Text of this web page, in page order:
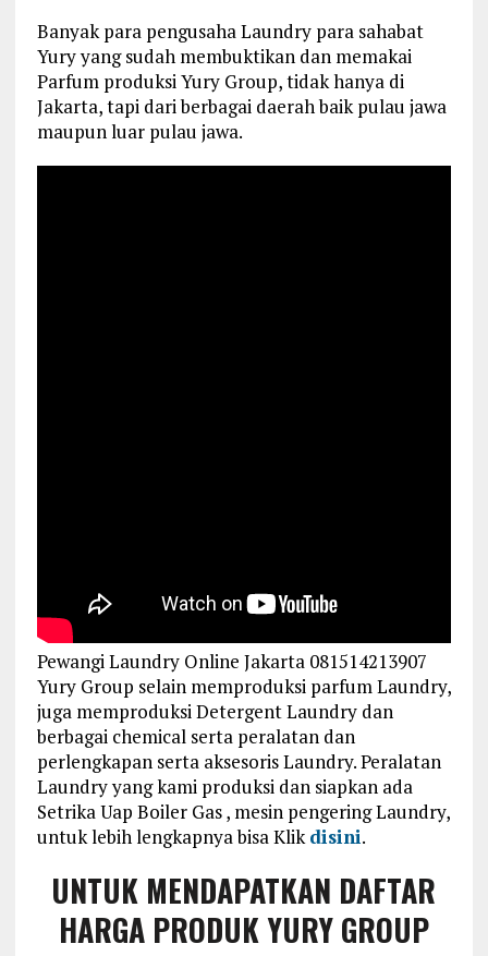
Banyak para pengusaha Laundry para sahabat
Yury yang sudah membuktikan dan memakai
Parfum produksi Yury Group, tidak hanya di
Jakarta, tapi dari berbagai daerah baik pulau jawa
maupun luar pulau jawa.
Pewangi Laundry Online Jakarta 081514213907
Yury Group selain memproduksi parfum Laundry,
juga memproduksi Detergent Laundry dan
berbagai chemical serta peralatan dan
perlengkapan serta aksesoris Laundry. Peralatan
Laundry yang kami produksi dan siapkan ada
Setrika Uap Boiler Gas , mesin pengering Laundry,
untuk lebih lengkapnya bisa Klikdisini.
UNTUK MENDAPATKAN DAFTAR
HARGA PRODUK YURY GROUP